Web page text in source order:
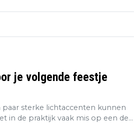
je volgende feestje
sterke lichtaccenten kunnen
in de praktijk vaak mis op een de...